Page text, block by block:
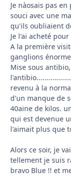
Je nàosais pas
souci avec une
qu'ils oubliaient
Je l'ai acheté
A la première
ganglions
Mise sous
revenu à la
d'un manque de
40aine de kilos.
qui est devenue
l'aimait plus que
Alors ce soir, je
tellement je suis
bravo Blue !! et